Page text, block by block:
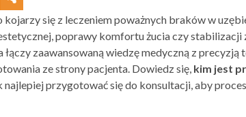
się z leczeniem poważnych braków w
poprawy komfortu żucia czy stabilizacji
zaawansowaną wiedzę medyczną z precyzją
ze strony pacjenta. Dowiedz się, kim jest
najlepiej przygotować się do konsultacji, aby